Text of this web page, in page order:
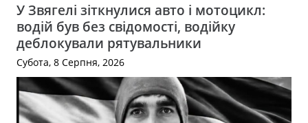
У Звягелі зіткнулися авто і мотоцикл:
водій був без свідомості, водійку
деблокували рятувальники
Субота, 8 Серпня, 2026